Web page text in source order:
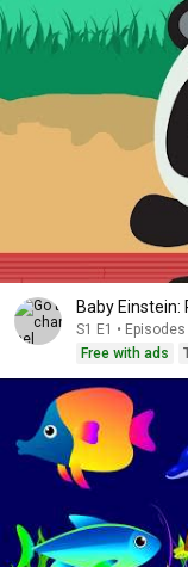
Baby Einstein:
S1 E1 •
Free with ads